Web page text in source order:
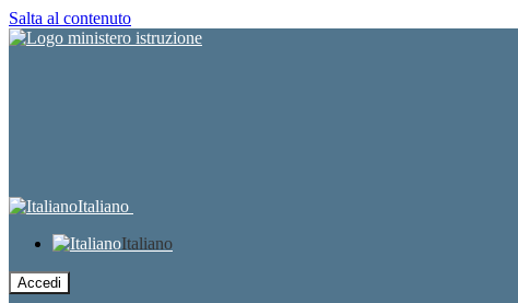
Salta al contenuto
Italiano
Italiano
Accedi